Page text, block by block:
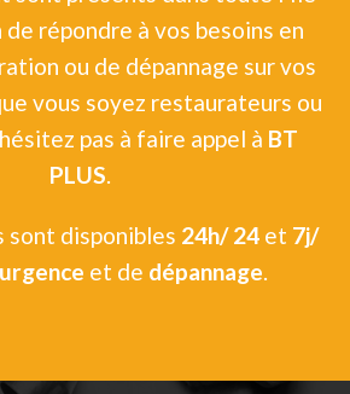
de répondre à vos besoins en
ou de dépannage sur vos
vous soyez restaurateurs ou
pas à faire appel à BT
PLUS.
sont disponibles 24h/ 24 et 7j/
urgence et de dépannage.